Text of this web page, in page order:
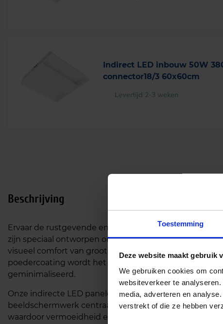
Toestemming
Deze website maakt gebruik
We gebruiken cookies om
websiteverkeer te
media, adverteren en
verstrekt of die ze hebben
Indirect LED inbouw 50W
connector18/3 60x60cm
Levertijd 2-3 weken
Beschrijving
Ervaar de rustgevende en comfortabele verlichting
zijn speciaal ontworpen om een uiterst zacht en
visueel comfort van groot belang is. Dankzij de
poedercoating wordt het licht indirect verspreid,
geminimaliseerd.
Onze indirecte LED panelen zijn geschikt voor
beeldschermwerk centraal staat. Het indirecte licht
waardoor vermoeidheid en oogbelasting worden